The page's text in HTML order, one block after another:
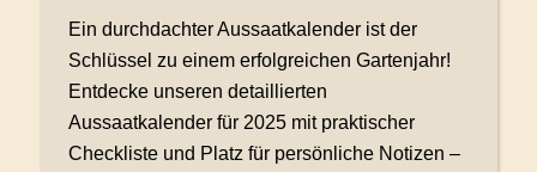
Ein durchdachter Aussaatkalender ist der
Schlüssel zu einem erfolgreichen Gartenjahr!
Entdecke unseren detaillierten
Aussaatkalender für 2025 mit praktischer
Checkliste und Platz für persönliche Notizen –